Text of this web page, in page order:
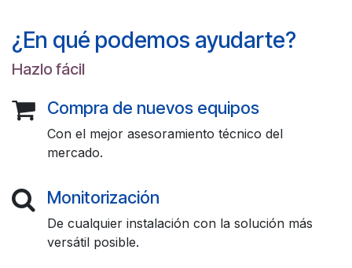
¿En qué podemos ayudarte?
Hazlo fácil
Compra de nuevos equipos
Con el mejor asesoramiento técnico del
mercado.
Monitorización
De cualquier instalación con la solución más
versátil posible.